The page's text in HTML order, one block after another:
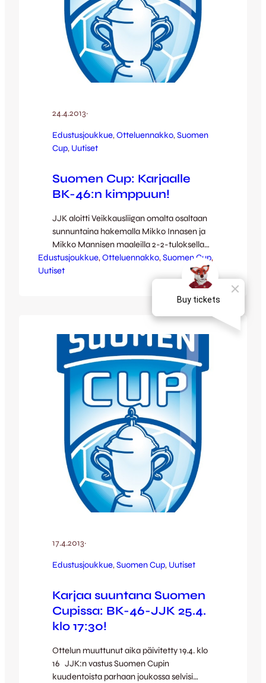
24.4.2013·
Edustusjoukkue, Otteluennakko, Suomen
Cup, Uutiset
Suomen Cup: Karjaalle
BK-46:n kimppuun!
JJK aloitti Veikkausliigan omalta osaltaan
sunnuntaina hakemalla Mikko Innasen ja
Mikko Mannisen maaleilla 2-2-tuloksella
vieraspisteen Maarianhaminasta.
Seuraavaksi on aika aloittaa Kettupaitojen
Liigacup-menestyksensä ansiosta JJK
kuudentoista parhaan joukosta.
Vastustajaksi valikoitui kiemuraisen
arvonnan jälkeen lopulta BK-46, joka pelaa
Kakkosen etelälohkossa. Ottelu pelataan
torstaina 25.4. kello…
Edustusjoukkue, Otteluennakko, Suomen Cup
Uutiset
17.4.2013·
Edustusjoukkue, Suomen Cup, Uutiset
Karjaa suuntana Suomen
Cupissa: BK-46-JJK 25.4.
klo 17:30!
Ottelun muuttunut aika päivitetty 19.4. klo
16 JJK:n vastus Suomen Cupin
kuudentoista parhaan joukossa selvisi